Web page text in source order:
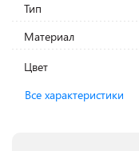
Тип
Материал
Цвет
Все характеристики